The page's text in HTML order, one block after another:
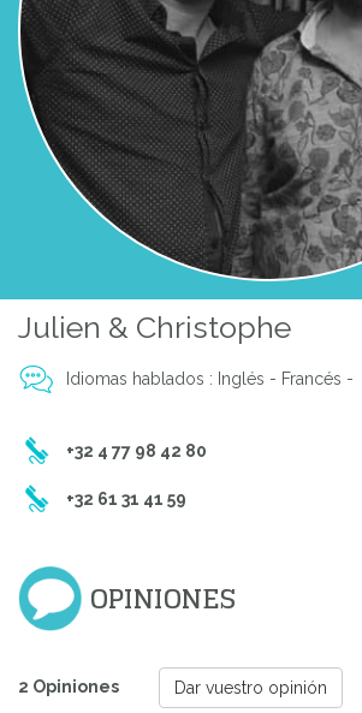
Julien & Christophe
Idiomas hablados : Inglés - Francés -
+32 4 77 98 42 80
+32 61 31 41 59
OPINIONES
2 Opiniones Dar vuestro opinión